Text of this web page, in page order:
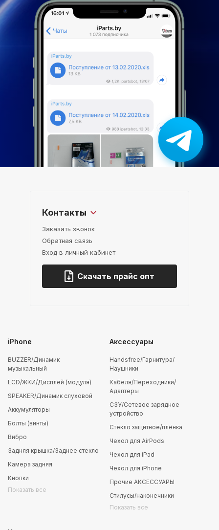
iPhone
BUZZER/Динамик
музыкальный
LCD/ЖКИ/Дисплей (модуля)
SPEAKER/Динамик слуховой
Аккумуляторы
Болты (винты)
Вибро
Задняя крышка/Заднее стекло
Камера задняя
Кнопки
Показать все
Аксессуары
Handsfree/Гарнитура/
Наушники
Кабеля/Переходники/
Адаптеры
СЗУ/Сетевое зарядное
устройство
Стекло защитное/плёнка
Чехол для AirPods
Чехол для iPad
Чехол для iPhone
Прочие АКСЕССУАРЫ
Стилусы/наконечники
Показать все
Контакты
Заказать звонок
Обратная связь
Вход в личный кабинет
Скачать прайс опт